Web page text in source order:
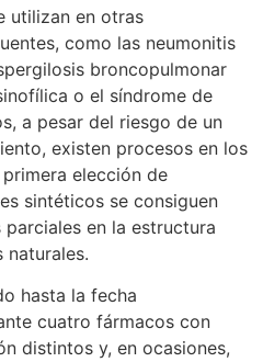
utilizan en otras
como las neumonitis
broncopulmonar
o el síndrome de
a pesar del riesgo de un
existen procesos en los
elección de
sintéticos se consiguen
en la estructura
hasta la fecha
cuatro fármacos con
distintos y, en ocasiones,